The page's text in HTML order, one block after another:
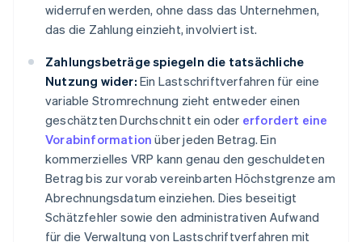
widerrufen werden, ohne dass das Unternehmen,
das die Zahlung einzieht, involviert ist.
Zahlungsbeträge spiegeln die tatsächliche
Nutzung wider: Ein Lastschriftverfahren für eine
variable Stromrechnung zieht entweder einen
geschätzten Durchschnitt ein oder erfordert eine
Vorabinformation über jeden Betrag. Ein
kommerzielles VRP kann genau den geschuldeten
Betrag bis zur vorab vereinbarten Höchstgrenze am
Abrechnungsdatum einziehen. Dies beseitigt
Schätzfehler sowie den administrativen Aufwand
für die Verwaltung von Lastschriftverfahren mit